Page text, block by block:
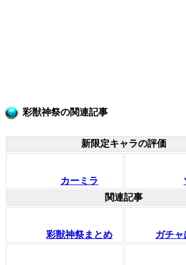
彩獣神祭の関連記事
新限定キャラの評価
カーミラ
関連記事
彩獣神祭まとめ ガチャ